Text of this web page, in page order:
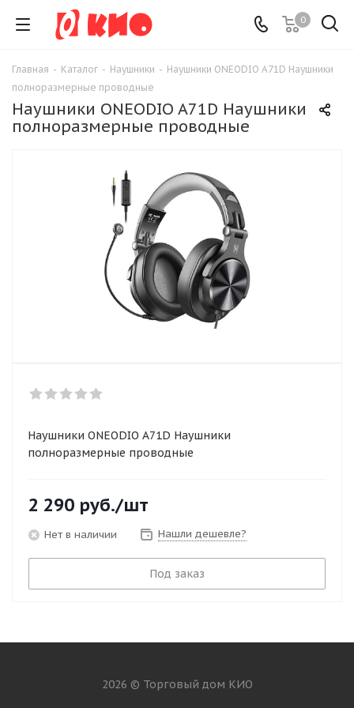
0
Главная - Каталог - Наушники - Наушники ONEODIO A71D Наушники
полноразмерные проводные
Наушники ONEODIO A71D Наушники
полноразмерные проводные
Наушники ONEODIO A71D Наушники
полноразмерные проводные
2 290 руб./шт
Нет в наличии Нашли дешевле?
Под заказ
2026 © Торговый дом КИО